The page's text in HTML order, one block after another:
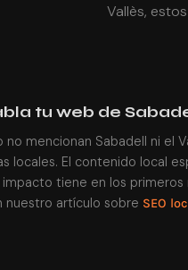
Vallès,
tu web de
no mencionan Sabadell ni el
locales. El contenido local
tiene en los primeros
nuestro artículo sobre SEO